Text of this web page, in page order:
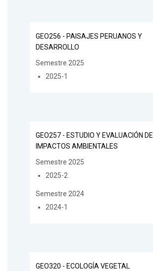
GEO256 - PAISAJES PERUANOS Y
DESARROLLO
Semestre 2025
2025-1
GEO257 - ESTUDIO Y EVALUACIÓN DE
IMPACTOS AMBIENTALES
Semestre 2025
2025-2
Semestre 2024
2024-1
GEO320 - ECOLOGÍA VEGETAL